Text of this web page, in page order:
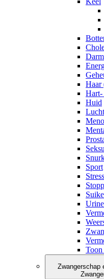
Haar
Hart-
Huid
Sport
Toon
Zwangerschap